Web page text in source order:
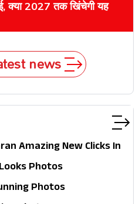
क्या 2027 तक खिंचेगी यह
news
Amazing New Clicks In
Photos
Photos